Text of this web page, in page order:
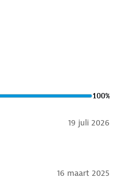
100%
19 juli 2026
16 maart 2025